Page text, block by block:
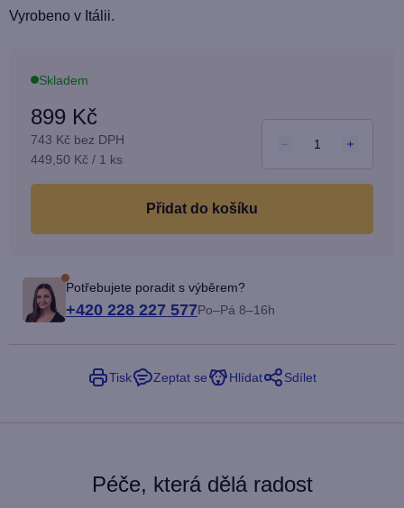
hvězdiček.
Vyrobeno v Itálii.
899 Kč
743 Kč bez DPH
Měrná
449,50 Kč / 1 ks
Skladem
do košíku
Potřebujete poradit s výběrem?
+420 228 227 577Po–Pá 8–16h
Tisk Zeptat se Hlídat Sdílet
Péče, která dělá radost